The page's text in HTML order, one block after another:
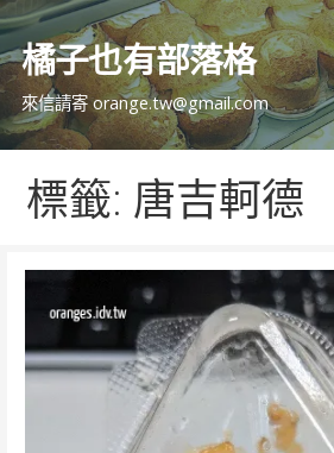
跳
主
內
橘子也有部落格
來信請寄 orange.tw@gmail.com
標籤: 唐吉軻德